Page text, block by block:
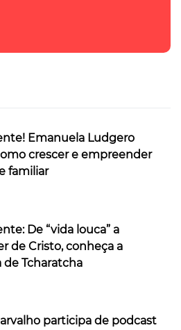
Emanuela Ludgero
crescer e empreender
familiar
De “vida louca” a
de Cristo, conheça a
Tcharatcha
participa de podcast